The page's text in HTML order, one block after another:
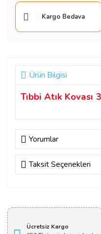
Kargo Bedava
Ürün Bilgisi
Tıbbi Atık Kovası
Yorumlar
Bu ürüne
Taksit Seçenekleri
Ücretsiz Kargo